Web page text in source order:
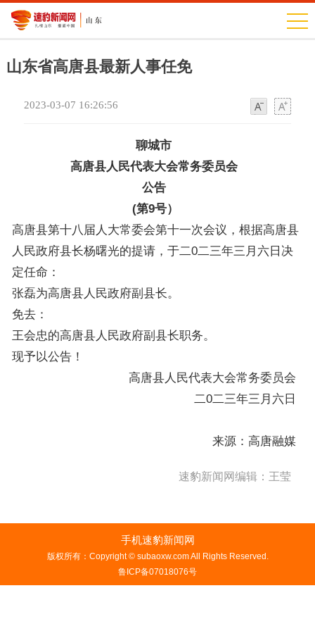
山东省高唐县最新人事任免
2023-03-07 16:26:56
聊城市
高唐县人民代表大会常务委员会
公告
(第9号）
高唐县第十八届人大常委会第十一次会议，根据高唐县
人民政府县长杨曙光的提请，于二0二三年三月六日决
定任命：
张磊为高唐县人民政府副县长。
免去：
王会忠的高唐县人民政府副县长职务。
现予以公告！
高唐县人民代表大会常务委员会
二0二三年三月六日
来源：高唐融媒
速豹新闻网编辑：王莹
手机速豹新闻网
版权所有：Copyright © subaoxw.com All Rights Reserved.
鲁ICP备07018076号